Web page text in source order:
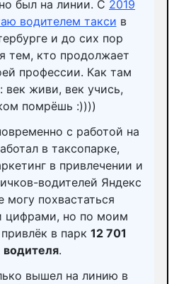
был на линии. С 2019
водителем такси в
и до сих пор
тем, кто продолжает
профессии. Как там
век живи, век учись,
помрёшь :))))
с работой на
в таксопарке,
в привлечении и
водителей Яндекс
могу похвастаться
цифрами, но по моим
в парк 12 701
водителя.
вышел на линию в